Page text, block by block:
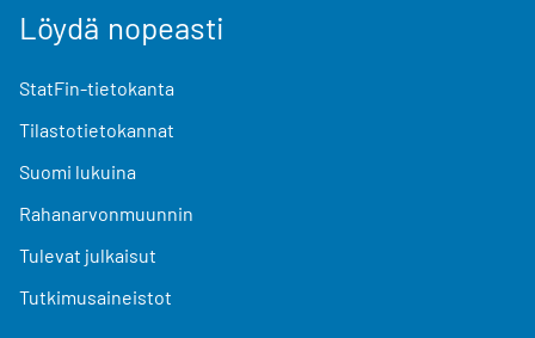
Löydä nopeasti
StatFin-tietokanta
Tilastotietokannat
Suomi lukuina
Rahanarvonmuunnin
Tulevat julkaisut
Tutkimusaineistot